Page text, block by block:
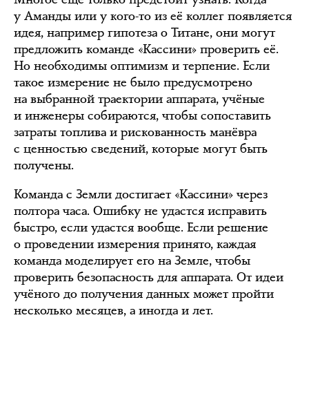
у Аманды или у кого-то из её коллег появляется
идея, например гипотеза о Титане, они могут
предложить команде «Кассини» проверить её.
Но необходимы оптимизм и терпение. Если
такое измерение не было предусмотрено
на выбранной траектории аппарата, учёные
и инженеры собираются, чтобы сопоставить
затраты топлива и рискованность манёвра
с ценностью сведений, которые могут быть
получены.
Команда с Земли достигает «Кассини» через
полтора часа. Ошибку не удастся исправить
быстро, если удастся вообще. Если решение
о проведении измерения принято, каждая
команда моделирует его на Земле, чтобы
проверить безопасность для аппарата. От идеи
учёного до получения данных может пройти
несколько месяцев, а иногда и лет.